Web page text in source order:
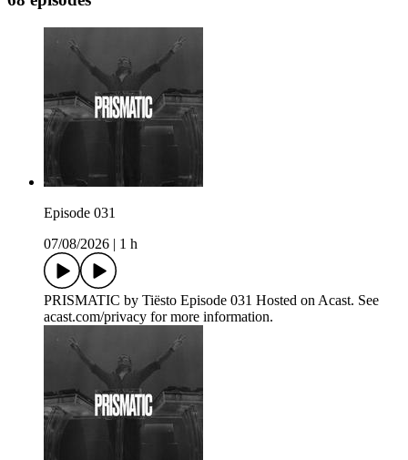
Episode 031
07/08/2026 | 1 h
PRISMATIC by Tiësto Episode 031 Hosted on Acast. See
acast.com/privacy for more information.